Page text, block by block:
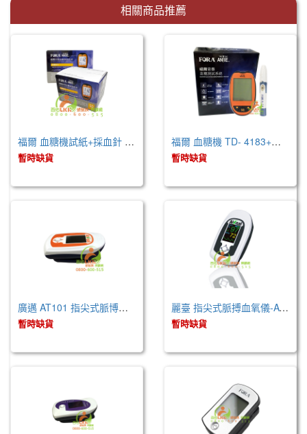
相關商品推薦
福爾 血糖機試紙+採血針 / 50支 (TD- 4183)
暫時缺貨
福爾 血糖機 TD- 4183+試紙+採血筆 / 50組
暫時缺貨
廣邁 AT101 指尖式脈博血氧儀
暫時缺貨
麗臺 指尖式脈搏血氧儀-AT101B
暫時缺貨